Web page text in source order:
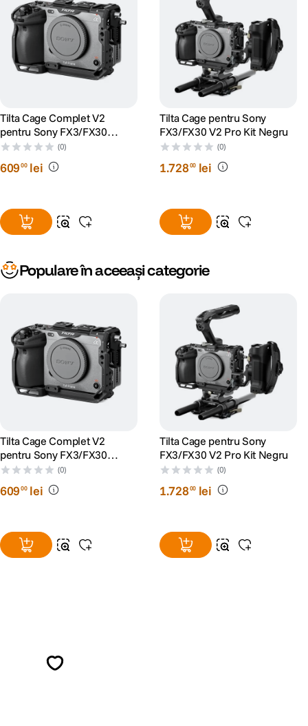
Tilta Cage Complet V2
pentru Sony FX3/FX30
Negru
(0)
60900 lei
Tilta Cage pentru Sony
FX3/FX30 V2 Pro Kit Negru
(0)
1.72800 lei
Populare în aceeași categorie
Tilta Cage Complet V2
pentru Sony FX3/FX30
Negru
(0)
60900 lei
Tilta Cage pentru Sony
FX3/FX30 V2 Pro Kit Negru
(0)
1.72800 lei